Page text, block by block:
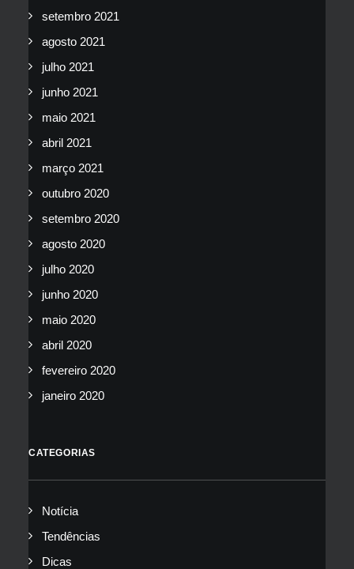
setembro 2021
agosto 2021
julho 2021
junho 2021
maio 2021
abril 2021
março 2021
outubro 2020
setembro 2020
agosto 2020
julho 2020
junho 2020
maio 2020
abril 2020
fevereiro 2020
janeiro 2020
CATEGORIAS
Notícia
Tendências
Dicas